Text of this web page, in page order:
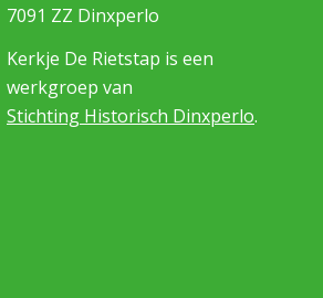
7091 ZZ Dinxperlo
Kerkje De Rietstap is een
werkgroep van
Stichting Historisch Dinxperlo.